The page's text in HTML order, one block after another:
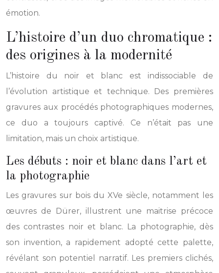
émotion.
L’histoire d’un duo chromatique :
des origines à la modernité
L’histoire du noir et blanc est indissociable de
l’évolution artistique et technique. Des premières
gravures aux procédés photographiques modernes,
ce duo a toujours captivé. Ce n’était pas une
limitation, mais un choix artistique.
Les débuts : noir et blanc dans l’art et
la photographie
Les gravures sur bois du XVe siècle, notamment les
œuvres de Dürer, illustrent une maitrise précoce
des contrastes noir et blanc. La photographie, dès
son invention, a rapidement adopté cette palette,
révélant son potentiel narratif. Les premiers clichés,